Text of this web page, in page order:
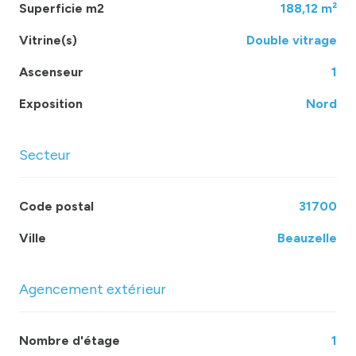
obtenir plus d’informations ou étudier votre
Superficie m2 188,12 m²
Vitrine(s) double vitrage
Ascenseur 1
Exposition Nord
Secteur
Code postal 31700
Ville Beauzelle
Agencement extérieur
Nombre d'étage 1